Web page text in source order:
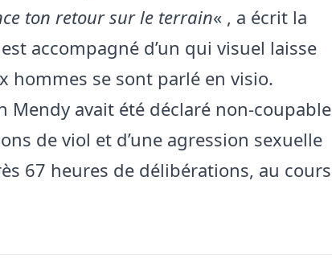
ton retour sur le terrain« , a écrit la
accompagné d’un qui visuel laisse
hommes se sont parlé en visio.
Mendy avait été déclaré non-coupable
de viol et d’une agression sexuelle
67 heures de délibérations, au cours